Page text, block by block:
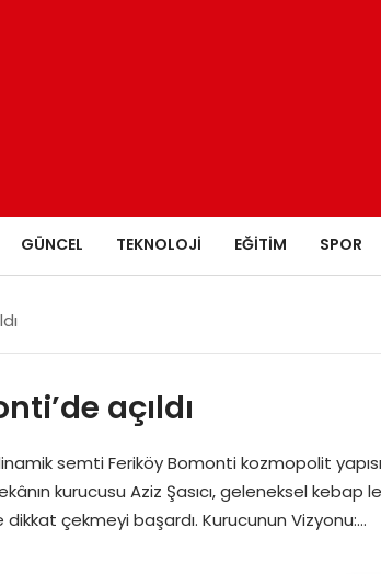
GÜNCEL TEKNOLOJI EĞITIM SPOR
açıldı
semti Feriköy Bomonti kozmopolit
kurucusu Aziz Şasıcı, geleneksel
çekmeyi başardı. Kurucunun Vizyonu:…